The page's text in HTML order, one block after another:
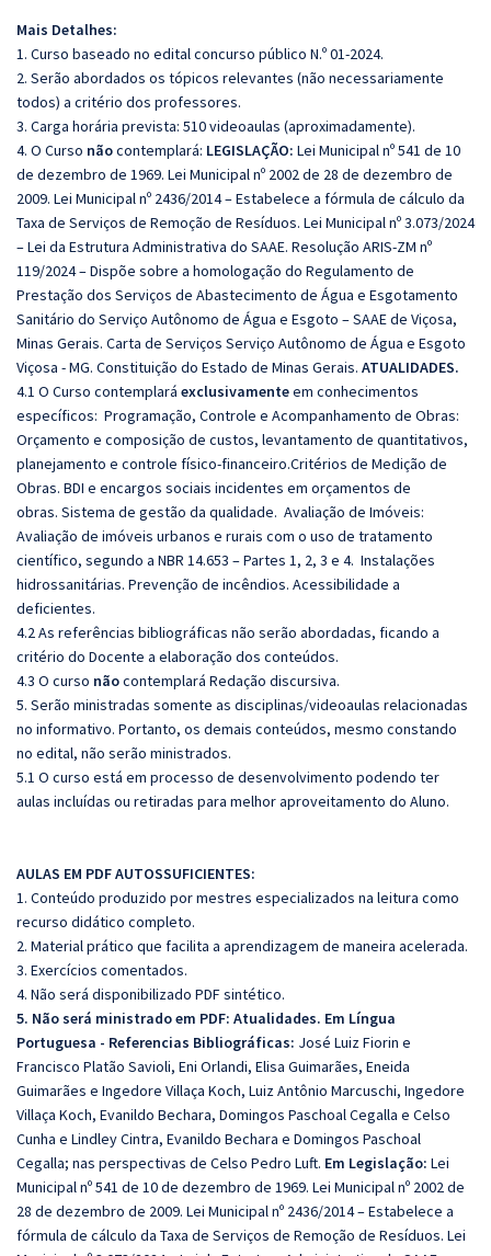
Mais Detalhes:
1. Curso baseado no edital concurso público N.º 01-2024.
2. Serão abordados os tópicos relevantes (não necessariamente
todos) a critério dos professores.
3. Carga horária prevista: 510 videoaulas (aproximadamente).
4. O Curso nãocontemplará: LEGISLAÇÃO: Lei Municipal nº 541 de 10
de dezembro de 1969. Lei Municipal nº 2002 de 28 de dezembro de
2009. Lei Municipal nº 2436/2014 – Estabelece a fórmula de cálculo da
Taxa de Serviços de Remoção de Resíduos. Lei Municipal nº 3.073/2024
– Lei da Estrutura Administrativa do SAAE. Resolução ARIS-ZM nº
119/2024 – Dispõe sobre a homologação do Regulamento de
Prestação dos Serviços de Abastecimento de Água e Esgotamento
Sanitário do Serviço Autônomo de Água e Esgoto – SAAE de Viçosa,
Minas Gerais. Carta de Serviços Serviço Autônomo de Água e Esgoto
Viçosa - MG. Constituição do Estado de Minas Gerais. ATUALIDADES.
4.1 O Curso contemplará exclusivamenteem conhecimentos
específicos: Programação, Controle e Acompanhamento de Obras:
Orçamento e composição de custos, levantamento de quantitativos,
planejamento e controle físico-financeiro.Critérios de Medição de
Obras. BDI e encargos sociais incidentes em orçamentos de
obras. Sistema de gestão da qualidade. Avaliação de Imóveis:
Avaliação de imóveis urbanos e rurais com o uso de tratamento
científico, segundo a NBR 14.653 – Partes 1, 2, 3 e 4. Instalações
hidrossanitárias. Prevenção de incêndios. Acessibilidade a
deficientes.
4.2 As referências bibliográficas não serão abordadas, ficando a
critério do Docente a elaboração dos conteúdos.
4.3 O curso nãocontemplará Redação discursiva.
5. Serão ministradas somente as disciplinas/videoaulas relacionadas
no informativo. Portanto, os demais conteúdos, mesmo constando
no edital, não serão ministrados.
5.1 O curso está em processo de desenvolvimento podendo ter
aulas incluídas ou retiradas para melhor aproveitamento do Aluno.
AULAS EM PDF AUTOSSUFICIENTES:
1. Conteúdo produzido por mestres especializados na leitura como
recurso didático completo.
2. Material prático que facilita a aprendizagem de maneira acelerada.
3. Exercícios comentados.
4. Não será disponibilizado PDF sintético.
5. Não será ministrado em PDF: Atualidades. Em Língua
Portuguesa - Referencias Bibliográficas: José Luiz Fiorin e
Francisco Platão Savioli, Eni Orlandi, Elisa Guimarães, Eneida
Guimarães e Ingedore Villaça Koch, Luiz Antônio Marcuschi, Ingedore
Villaça Koch, Evanildo Bechara, Domingos Paschoal Cegalla e Celso
Cunha e Lindley Cintra, Evanildo Bechara e Domingos Paschoal
Cegalla; nas perspectivas de Celso Pedro Luft. Em Legislação: Lei
Municipal nº 541 de 10 de dezembro de 1969. Lei Municipal nº 2002 de
28 de dezembro de 2009. Lei Municipal nº 2436/2014 – Estabelece a
fórmula de cálculo da Taxa de Serviços de Remoção de Resíduos. Lei